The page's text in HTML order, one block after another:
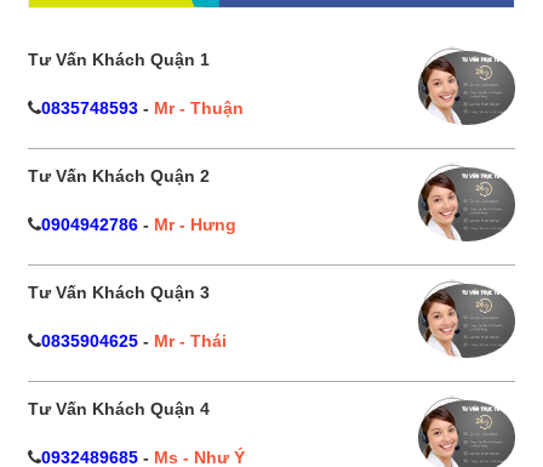
Tư Vấn Khách Quận 1
0835748593 - Mr - Thuận
Tư Vấn Khách Quận 2
0904942786 - Mr - Hưng
Tư Vấn Khách Quận 3
0835904625 - Mr - Thái
Tư Vấn Khách Quận 4
0932489685 - Ms - Như Ý